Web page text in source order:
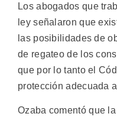
Los abogados que
ley señalaron que
las posibilidades de
de regateo de los
que por lo tanto el
protección adecuada
Ozaba comentó que